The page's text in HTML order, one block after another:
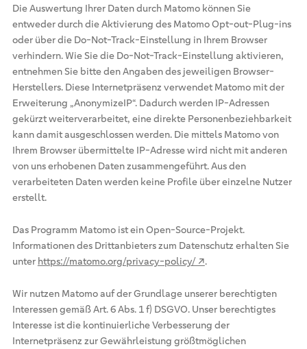
Die Auswertung Ihrer Daten durch Matomo können Sie
entweder durch die Aktivierung des Matomo Opt-out-Plug-ins
oder über die Do-Not-Track-Einstellung in Ihrem Browser
verhindern. Wie Sie die Do-Not-Track-Einstellung aktivieren,
entnehmen Sie bitte den Angaben des jeweiligen Browser-
Herstellers. Diese Internetpräsenz verwendet Matomo mit der
Erweiterung „AnonymizeIP“. Dadurch werden IP-Adressen
gekürzt weiterverarbeitet, eine direkte Personenbeziehbarkeit
kann damit ausgeschlossen werden. Die mittels Matomo von
Ihrem Browser übermittelte IP-Adresse wird nicht mit anderen
von uns erhobenen Daten zusammengeführt. Aus den
verarbeiteten Daten werden keine Profile über einzelne Nutzer
erstellt.
Das Programm Matomo ist ein Open-Source-Projekt.
Informationen des Drittanbieters zum Datenschutz erhalten Sie
unter https://matomo.org/privacy-policy/ ↗.
Wir nutzen Matomo auf der Grundlage unserer berechtigten
Interessen gemäß Art. 6 Abs. 1 f) DSGVO. Unser berechtigtes
Interesse ist die kontinuierliche Verbesserung der
Internetpräsenz zur Gewährleistung größtmöglichen